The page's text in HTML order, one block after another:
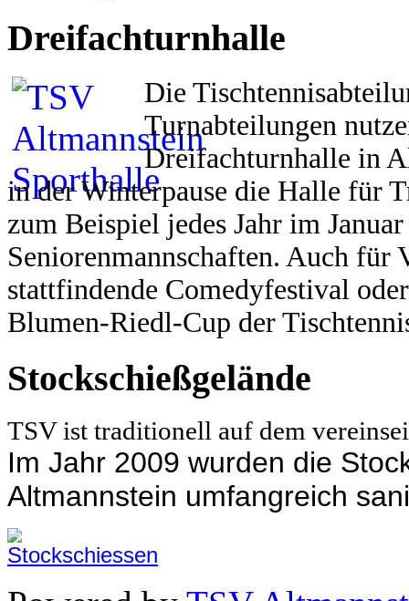
Dreifachturnhalle
Die
Turnabteilungen
Dreifachturnhalle in
in der Winterpause die Halle für
zum Beispiel jedes Jahr im
Seniorenmannschaften. Auch für
stattfindende Comedyfestival
Blumen-Riedl-Cup der
Stockschießgelände
TSV ist traditionell auf dem
Im Jahr 2009 wurden die
Altmannstein umfangreich